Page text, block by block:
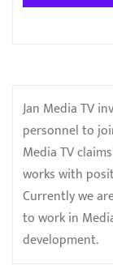
Jan Media TV
personnel to
Media TV
works with
Currently we
to work in
development.